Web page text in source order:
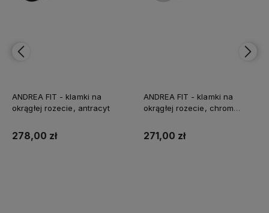
ANDREA FIT - klamki na
okrągłej rozecie, chrom
271,00 zł
ANDREA FIT - klamki na
okrągłej rozecie, czarny
278,00 zł